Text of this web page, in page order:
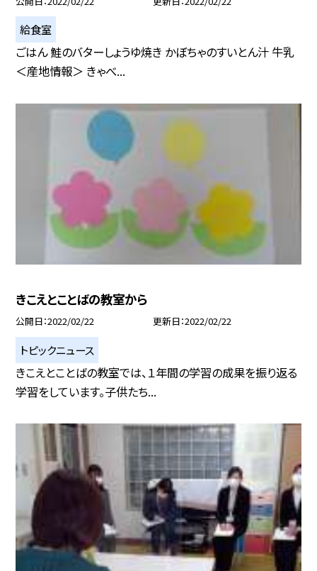
給食室
ごはん 鮭のバターしょうゆ焼き かぼちゃのすいとん汁 牛乳
＜産地情報＞ きゃべ...
きこえとことばの教室から
公開日 2022/02/22 更新日 2022/02/22
トピックニュース
きこえとことばの教室では、１年間の学習の成果を振り返る
学習をしています。子供たち...